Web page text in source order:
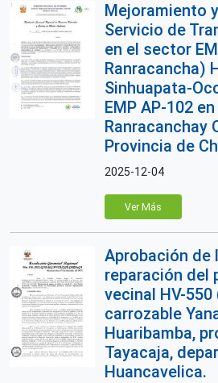
Mejoramiento
Servicio de
en el sector
Ranracancha)
Sinhuapata-
EMP AP-102
Ranracanchay
Provincia de
2025-12-04
Ver Más
Aprobación de
reparación del
vecinal HV-
carrozable
Huaribamba,
Tayacaja,
Huancavelica.